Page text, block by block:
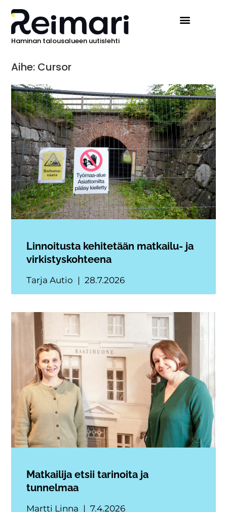
Haminan talousalueen uutislehti
Aihe: Cursor
Linnoitusta kehitetään matkailu- ja
virkistyskohteena
Tarja Autio 28.7.2026
Matkailija etsii tarinoita ja
tunnelmaa
Martti Linna 7.4.2026